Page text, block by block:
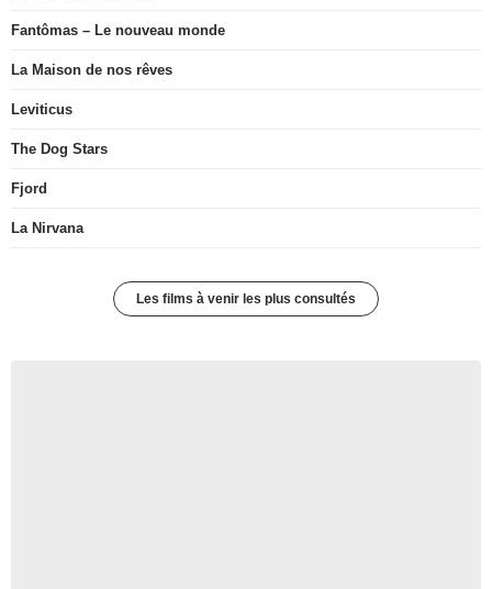
Fantômas – Le nouveau monde
La Maison de nos rêves
Leviticus
The Dog Stars
Fjord
La Nirvana
Les films à venir les plus consultés